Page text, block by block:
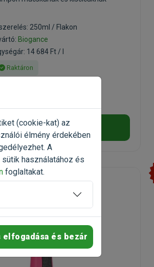
250ml / Flakon
Biogance
14 684 Ft / l
Raktáron
Ft 4 589 Ft
Kosárba
(cookie-kat) az
élmény érdekében
A
használatához és
foglaltakat.
elfogadása és bezár